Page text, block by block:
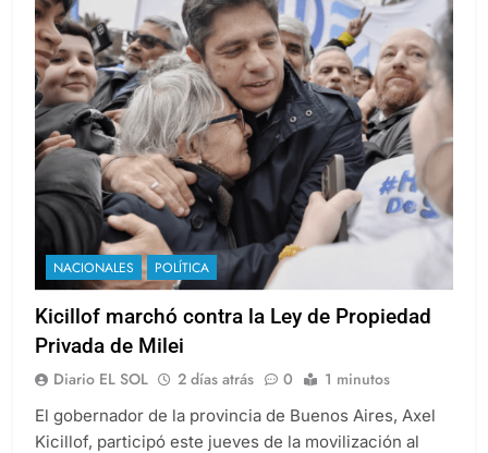
NACIONALES POLÍTICA
Kicillof marchó contra la Ley de Propiedad
Privada de Milei
Diario EL SOL 2 días atrás 0 1 minutos
El gobernador de la provincia de Buenos Aires, Axel
Kicillof, participó este jueves de la movilización al